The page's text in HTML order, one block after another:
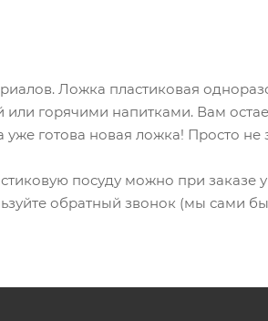
Ложка пластиковая
горячими напитками. Вам
готова новая ложка! Просто
посуду можно при заказе
обратный звонок (мы сами